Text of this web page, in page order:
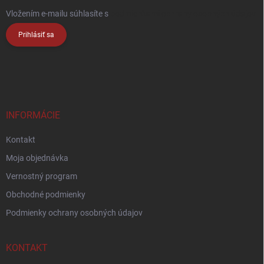
Vložením e-mailu súhlasíte s
Prihlásiť sa
INFORMÁCIE
Kontakt
Moja objednávka
Vernostný program
Obchodné podmienky
Podmienky ochrany osobných údajov
KONTAKT